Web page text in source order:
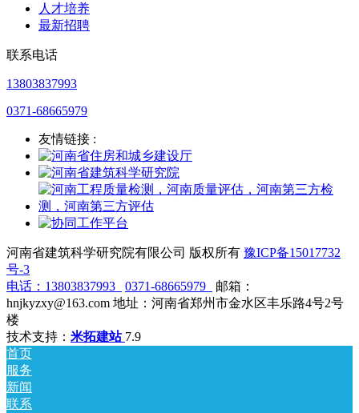
人才培养
最新招聘
联系电话
13803837993
0371-68665979
友情链接 :
河南省建筑科学研究院有限公司 版权所有 豫ICP备15017732
号-3
电话： 13803837993 0371-68665979
邮箱：
hnjkyzxy@163.com 地址：河南省郑州市金水区丰乐路4号2号
楼
技术支持： 米拓建站 7.9
首页
服务
新闻
联系